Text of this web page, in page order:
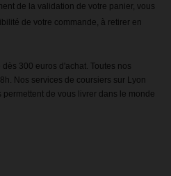
de la validation de votre panier, vous
de votre commande, à retirer en
300 euros d'achat. Toutes nos
Nos services de coursiers sur Lyon
de vous livrer dans le monde